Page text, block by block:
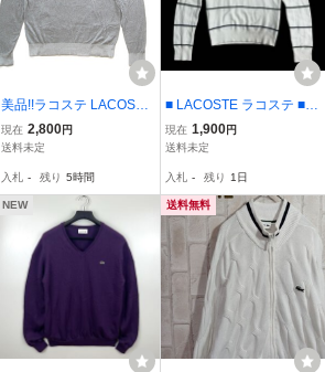
美品!!ラコステ LACOSTE
*美シルエット 同色ワニロ
ゴワッペン・春夏モデル
トンニットセーター 4 実
寸M グレー
現在 2,800円
送料未定
入札 - 残り 5時間
■ LACOSTE ラコステ ■
ワニ ロゴ 刺繍 ボーダー
柄 コットン ニット セー
カーキ XS
現在 1,900円
送料未定
入札 - 残り 1日
NEW 送料無料